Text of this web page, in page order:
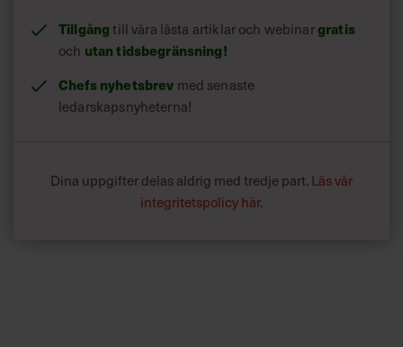
Tillgångtill våra låsta artiklar och webinargratis
och utan tidsbegränsning!
Chefs nyhetsbrev med senaste
ledarskapsnyheterna!
Dina uppgifter delas aldrig med tredje part. Läs vår
integritetspolicy här.